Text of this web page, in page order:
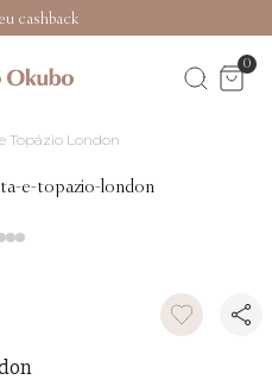
cashback
0
Topázio London